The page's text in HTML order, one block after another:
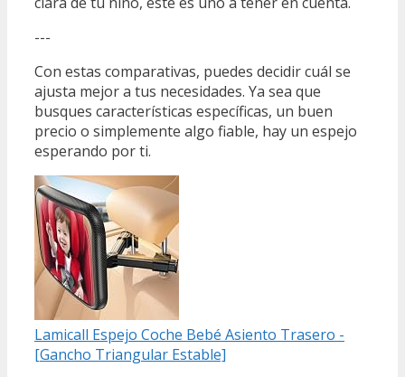
---
Con estas comparativas, puedes decidir cuál se
ajusta mejor a tus necesidades. Ya sea que
busques características específicas, un buen
precio o simplemente algo fiable, hay un espejo
esperando por ti.
Lamicall Espejo Coche Bebé Asiento Trasero -
[Gancho Triangular Estable]